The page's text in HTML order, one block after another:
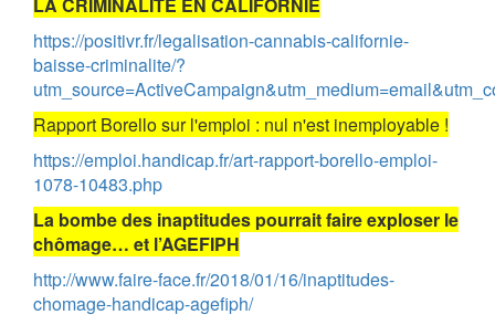
LA CRIMINALITÉ EN CALIFORNIE
https://positivr.fr/legalisation-cannabis-californie-
baisse-criminalite/?
Rapport Borello sur l'emploi : nul n'est inemployable !
https://emploi.handicap.fr/art-rapport-borello-emploi-
1078-10483.php
La bombe des inaptitudes pourrait faire exploser le
chômage… et l’AGEFIPH
http://www.faire-face.fr/2018/01/16/inaptitudes-
chomage-handicap-agefiph/